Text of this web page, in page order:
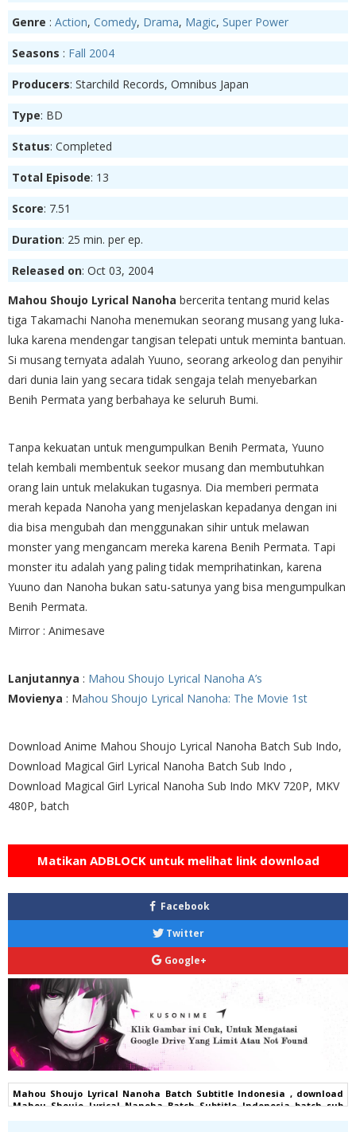
Genre : Action, Comedy, Drama, Magic, Super Power
Seasons : Fall 2004
Producers: Starchild Records, Omnibus Japan
Type: BD
Status: Completed
Total Episode: 13
Score: 7.51
Duration: 25 min. per ep.
Released on: Oct 03, 2004
Mahou Shoujo Lyrical Nanoha bercerita tentang murid kelas
tiga Takamachi Nanoha menemukan seorang musang yang luka-
luka karena mendengar tangisan telepati untuk meminta bantuan.
Si musang ternyata adalah Yuuno, seorang arkeolog dan penyihir
dari dunia lain yang secara tidak sengaja telah menyebarkan
Benih Permata yang berbahaya ke seluruh Bumi.
Tanpa kekuatan untuk mengumpulkan Benih Permata, Yuuno
telah kembali membentuk seekor musang dan membutuhkan
orang lain untuk melakukan tugasnya. Dia memberi permata
merah kepada Nanoha yang menjelaskan kepadanya dengan ini
dia bisa mengubah dan menggunakan sihir untuk melawan
monster yang mengancam mereka karena Benih Permata. Tapi
monster itu adalah yang paling tidak memprihatinkan, karena
Yuuno dan Nanoha bukan satu-satunya yang bisa mengumpulkan
Benih Permata.
Mirror : Animesave
Lanjutannya : Mahou Shoujo Lyrical Nanoha A’s
Movienya : Mahou Shoujo Lyrical Nanoha: The Movie 1st
Download Anime Mahou Shoujo Lyrical Nanoha Batch Sub Indo,
Download Magical Girl Lyrical Nanoha Batch Sub Indo ,
Download Magical Girl Lyrical Nanoha Sub Indo MKV 720P, MKV
480P, batch
Matikan ADBLOCK untuk melihat link download
Facebook
Twitter
Google+
Mahou Shoujo Lyrical Nanoha Batch Subtitle Indonesia , download
Mahou Shoujo Lyrical Nanoha Batch Subtitle Indonesia batch sub